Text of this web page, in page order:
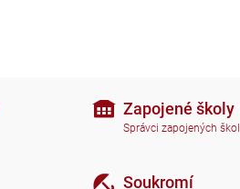
Zapojené školy
Správci zapojených škol
Soukromí